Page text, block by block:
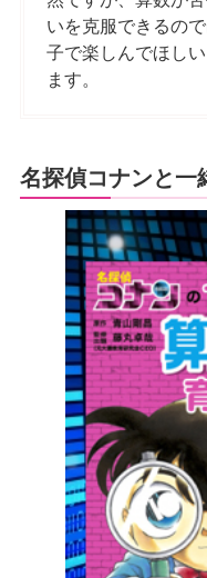
いを克服できるの
子で楽しんでほし
ます。
名探偵コナンと一